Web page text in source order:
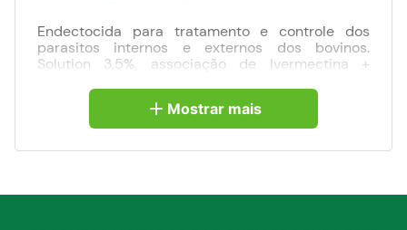
Endectocida para tratamento e controle dos
parasitos internos e externos dos bovinos.
Solution 3,5%, associação de Ivermectina +
combate os nematódeos gastrintestinais, tais
como: Haemonchus placei, Cooperia punctata,
Oesophagostomum radiatum e Trichostrongylus
Mostrar mais